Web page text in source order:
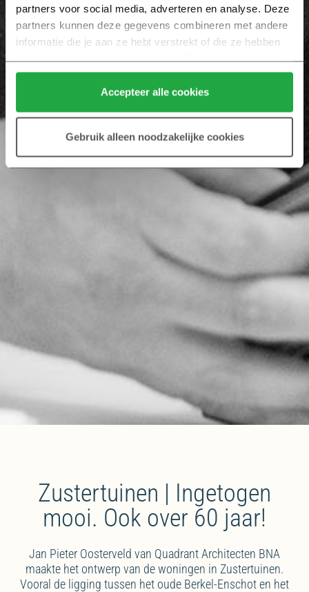
partners voor social media, adverteren en analyse. Deze
partners kunnen deze gegevens combineren met andere
informatie die je aan ze hebt verstrekt of die ze hebben
verzameld op basis van jouw gebruik van hun services.
Klik hier voor meer informatie over ons cookiebeleid.
Accepteer alle cookies
Gebruik alleen noodzakelijke cookies
Zustertuinen | Ingetogen
mooi. Ook over 60 jaar!
Jan Pieter Oosterveld van Quadrant Architecten BNA
maakte het ontwerp van de woningen in Zustertuinen.
Vooral de ligging tussen het oude Berkel-Enschot en het